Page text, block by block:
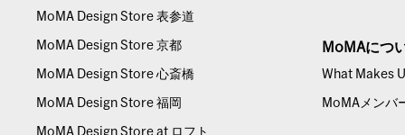
MoMA Design Store 表参道
MoMA Design Store 京都
MoMA Design Store 心斎橋
MoMA Design Store 福岡
MoMA Design Store at ロフト
MoMAにつ
What Makes
MoMAメンバ